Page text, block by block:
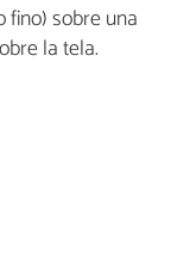
fino) sobre una
la tela.